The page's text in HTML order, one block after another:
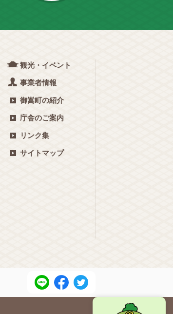
観光・イベント
事業者情報
御嵩町の紹介
庁舎のご案内
リンク集
サイトマップ